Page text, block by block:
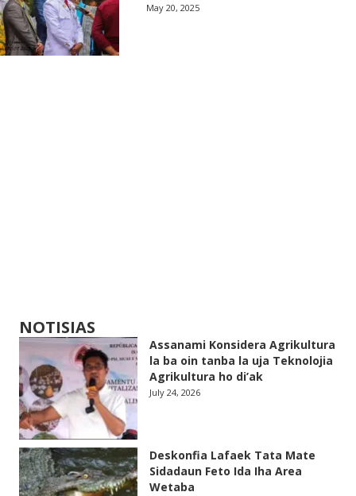
May 20, 2025
NOTISIAS
Assanami Konsidera Agrikultura
la ba oin tanba la uja Teknolojia
Agrikultura ho di’ak
July 24, 2026
Deskonfia Lafaek Tata Mate
Sidadaun Feto Ida Iha Area
Wetaba